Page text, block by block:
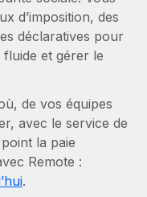
d’imposition, des
déclaratives pour
et gérer le
de vos équipes
avec le service de
la paie
Remote :
.